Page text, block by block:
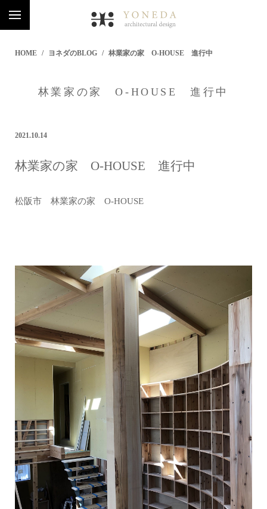
HOME ヨネダのBLOG 林業家の家 O-HOUSE 進行中
林業家の家 O-HOUSE 進行中
2021.10.14
林業家の家 O-HOUSE 進行中
松阪市 林業家の家 O-HOUSE